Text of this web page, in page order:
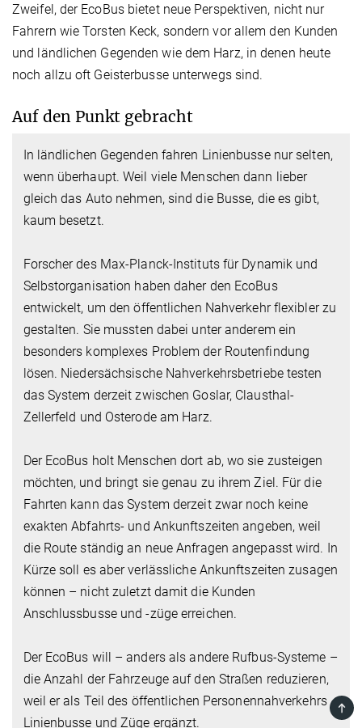
Zweifel, der EcoBus bietet neue Perspektiven, nicht nur
Fahrern wie Torsten Keck, sondern vor allem den Kunden
und ländlichen Gegenden wie dem Harz, in denen heute
noch allzu oft Geisterbusse unterwegs sind.
Auf den Punkt gebracht
In ländlichen Gegenden fahren Linienbusse nur selten,
wenn überhaupt. Weil viele Menschen dann lieber
gleich das Auto nehmen, sind die Busse, die es gibt,
kaum besetzt.
Forscher des Max-Planck-Instituts für Dynamik und
Selbstorganisation haben daher den EcoBus
entwickelt, um den öffentlichen Nahverkehr flexibler zu
gestalten. Sie mussten dabei unter anderem ein
besonders komplexes Problem der Routenfindung
lösen. Niedersächsische Nahverkehrsbetriebe testen
das System derzeit zwischen Goslar, Clausthal-
Zellerfeld und Osterode am Harz.
Der EcoBus holt Menschen dort ab, wo sie zusteigen
möchten, und bringt sie genau zu ihrem Ziel. Für die
Fahrten kann das System derzeit zwar noch keine
exakten Abfahrts- und Ankunftszeiten angeben, weil
die Route ständig an neue Anfragen angepasst wird. In
Kürze soll es aber verlässliche Ankunftszeiten zusagen
können – nicht zuletzt damit die Kunden
Anschlussbusse und -züge erreichen.
Der EcoBus will – anders als andere Rufbus-Systeme –
die Anzahl der Fahrzeuge auf den Straßen reduzieren,
weil er als Teil des öffentlichen Personennahverkehrs
Linienbusse und Züge ergänzt.
TOP